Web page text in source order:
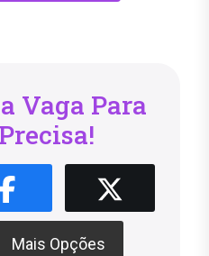
Vaga Para
Mais Opções